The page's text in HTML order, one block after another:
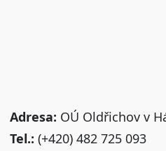
Adresa: OÚ Oldřichov v
Tel.: (+420) 482 725 093